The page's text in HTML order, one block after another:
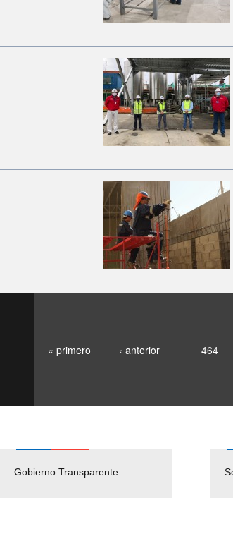
« primero ‹ anterior 464
Gobierno Transparente Pago